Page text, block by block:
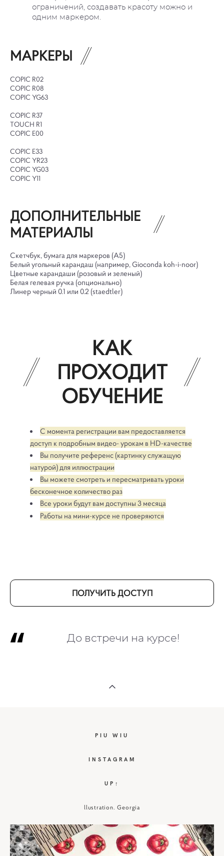
ограничений, создавать красоту можно и
одним маркером.
МАРКЕРЫ
COPIC R02
COPIC R08
COPIC YG63
COPIC R37
TOUCH R1
COPIC E00
COPIC E33
COPIC YR23
COPIC YG03
COPIC Y11
ДОПОЛНИТЕЛЬНЫЕ
МАТЕРИАЛЫ
Скетчбук, бумага для маркеров (А5)
Белый угольный карандаш (например, Gioconda koh-i-noor)
Цветные карандаши (розовый и зеленый)
Белая гелевая ручка (опционально)
Линер черный 0.1 или 0.2 (staedtler)
КАК
ПРОХОДИТ
ОБУЧЕНИЕ
С момента регистрации вам предоставляется
доступ к подробным видео- урокам в HD-качестве
Вы получите референс (картинку служащую
натурой) для иллюстрации
Вы можете смотреть и пересматривать уроки
бесконечное количество раз
Все уроки будут вам доступны 3 месяца
Работы на мини-курсе не проверяются
ПОЛУЧИТЬ ДОСТУП
До встречи на курсе!
PIU WIU
I NSTAGRAM
UP↑
llustration. Georgia